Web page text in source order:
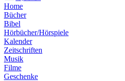
Home
Bücher
Bibel
Hörbücher/Hörspiele
Kalender
Zeitschriften
Musik
Filme
Geschenke